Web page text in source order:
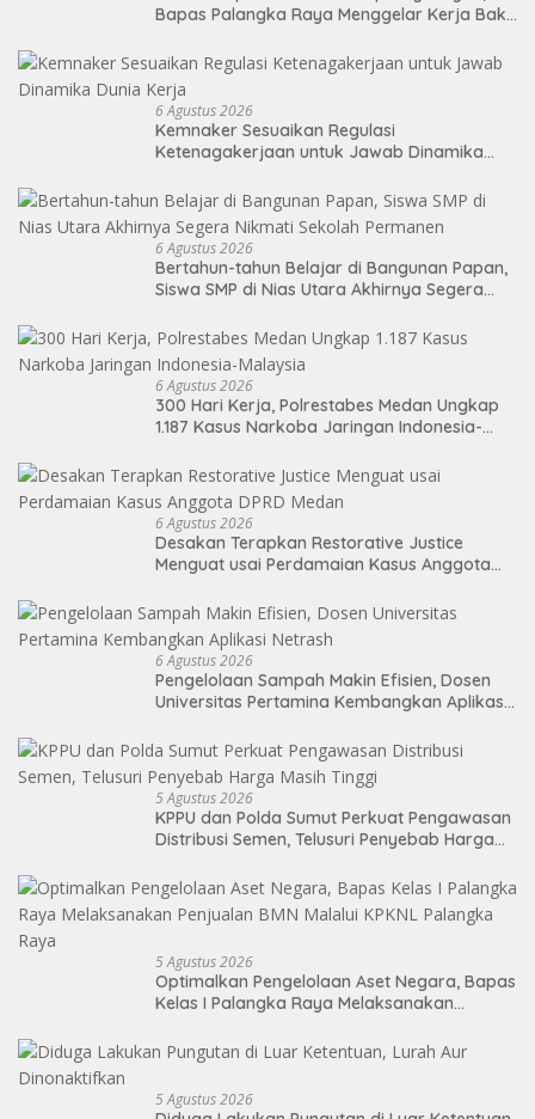
Bapas Palangka Raya Menggelar Kerja Bakti
6 Agustus 2026
Kemnaker Sesuaikan Regulasi
Ketenagakerjaan untuk Jawab Dinamika
6 Agustus 2026
Bertahun-tahun Belajar di Bangunan Papan,
Siswa SMP di Nias Utara Akhirnya Segera
6 Agustus 2026
300 Hari Kerja, Polrestabes Medan Ungkap
1.187 Kasus Narkoba Jaringan Indonesia-
6 Agustus 2026
Desakan Terapkan Restorative Justice
Menguat usai Perdamaian Kasus Anggota
6 Agustus 2026
Pengelolaan Sampah Makin Efisien, Dosen
Universitas Pertamina Kembangkan Aplikasi
5 Agustus 2026
KPPU dan Polda Sumut Perkuat Pengawasan
Distribusi Semen, Telusuri Penyebab Harga
5 Agustus 2026
Optimalkan Pengelolaan Aset Negara, Bapas
Kelas I Palangka Raya Melaksanakan
5 Agustus 2026